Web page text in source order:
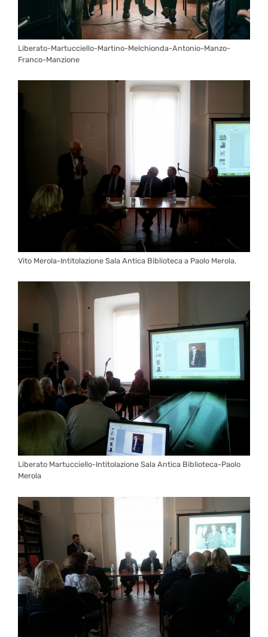
Liberato-Martucciello-Martino-Melchionda-Antonio-Manzo-
Franco-Manzione
Vito Merola-Intitolazione Sala Antica Biblioteca a Paolo Merola.
Liberato Martucciello-Intitolazione Sala Antica Biblioteca-Paolo
Merola